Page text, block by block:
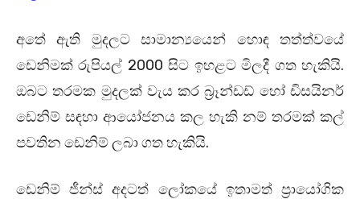
අතේ ඇති මුදලට සාමාන්‍යයෙන් හොඳ තත්ත්වයේ
ඩෙනිමක් රුපියල් 2000 සිට ඉහළට මිලදී ගත හැකියි.
ඔබට තරමක මුදලක් වැය කර බ්‍රෑන්ඩඩ් හෝ ඩිසයිනර්
ඩෙනිම් සඳහා ආයෝජනය කල හැකි නම් තරමක් කල්
පවතින ඩෙනිම් ලබා ගත හැකියි.
ඩෙනිම් ජීන්ස් අදටත් ලෝකයේ ඉතාමත් ප‍්‍රායෝගික